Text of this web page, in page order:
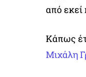
από
Κάπως
Μιχάλη